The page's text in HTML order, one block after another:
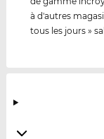
à d'autres
tous les jours »